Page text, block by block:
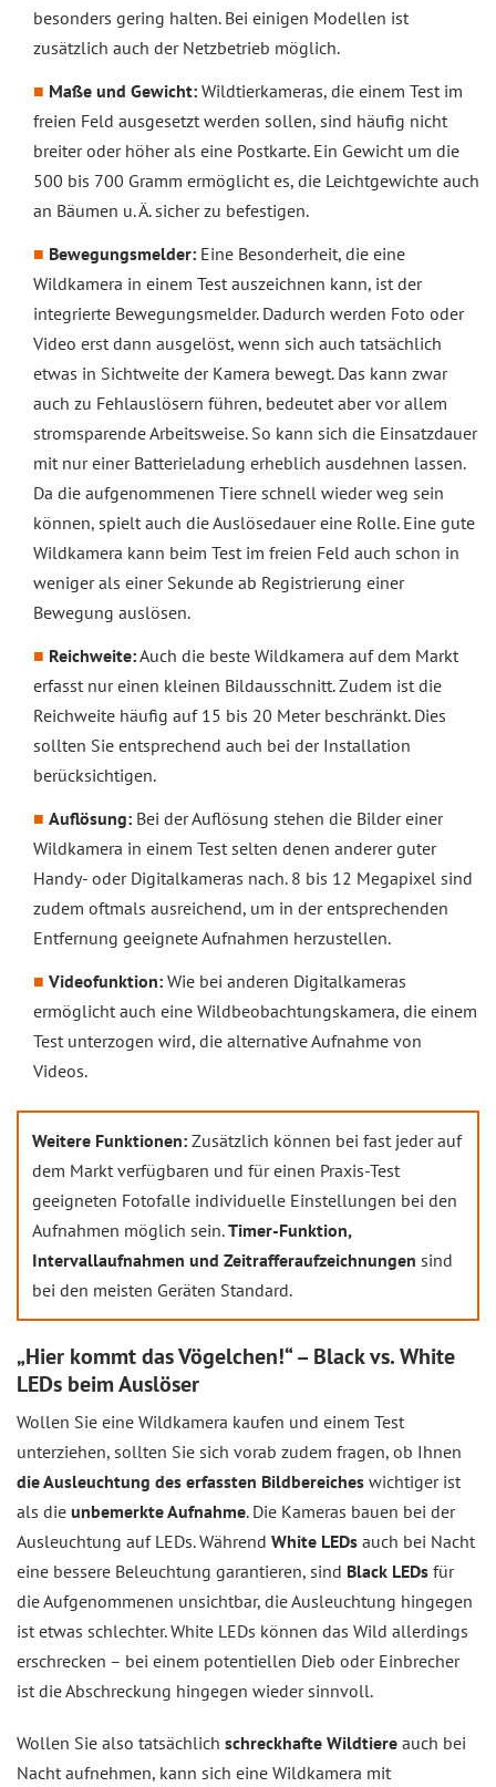
besonders gering halten. Bei einigen Modellen ist
zusätzlich auch der Netzbetrieb möglich.
Maße und Gewicht: Wildtierkameras, die einem Test im
freien Feld ausgesetzt werden sollen, sind häufig nicht
breiter oder höher als eine Postkarte. Ein Gewicht um die
500 bis 700 Gramm ermöglicht es, die Leichtgewichte auch
an Bäumen u. Ä. sicher zu befestigen.
Bewegungsmelder: Eine Besonderheit, die eine
Wildkamera in einem Test auszeichnen kann, ist der
integrierte Bewegungsmelder. Dadurch werden Foto oder
Video erst dann ausgelöst, wenn sich auch tatsächlich
etwas in Sichtweite der Kamera bewegt. Das kann zwar
auch zu Fehlauslösern führen, bedeutet aber vor allem
stromsparende Arbeitsweise. So kann sich die Einsatzdauer
mit nur einer Batterieladung erheblich ausdehnen lassen.
Da die aufgenommenen Tiere schnell wieder weg sein
können, spielt auch die Auslösedauer eine Rolle. Eine gute
Wildkamera kann beim Test im freien Feld auch schon in
weniger als einer Sekunde ab Registrierung einer
Bewegung auslösen.
Reichweite:Auch die beste Wildkamera auf dem Markt
erfasst nur einen kleinen Bildausschnitt. Zudem ist die
Reichweite häufig auf 15 bis 20 Meter beschränkt. Dies
sollten Sie entsprechend auch bei der Installation
berücksichtigen.
Auflösung: Bei der Auflösung stehen die Bilder einer
Wildkamera in einem Test selten denen anderer guter
Handy- oder Digitalkameras nach. 8 bis 12 Megapixel sind
zudem oftmals ausreichend, um in der entsprechenden
Entfernung geeignete Aufnahmen herzustellen.
Videofunktion: Wie bei anderen Digitalkameras
ermöglicht auch eine Wildbeobachtungskamera, die einem
Test unterzogen wird, die alternative Aufnahme von
Videos.
Weitere Funktionen: Zusätzlich können bei fast jeder auf
dem Markt verfügbaren und für einen Praxis-Test
geeigneten Fotofalle individuelle Einstellungen bei den
Aufnahmen möglich sein.Timer-Funktion,
Intervallaufnahmen und Zeitrafferaufzeichnungen sind
bei den meisten Geräten Standard.
„Hier kommt das Vögelchen!“ – Black vs. White
LEDs beim Auslöser
Wollen Sie eine Wildkamera kaufen und einem Test
unterziehen, sollten Sie sich vorab zudem fragen, ob Ihnen
die Ausleuchtung des erfassten Bildbereiches wichtiger ist
als die unbemerkte Aufnahme. Die Kameras bauen bei der
Ausleuchtung auf LEDs. Während White LEDs auch bei Nacht
eine bessere Beleuchtung garantieren, sind Black LEDs für
die Aufgenommenen unsichtbar, die Ausleuchtung hingegen
ist etwas schlechter. White LEDs können das Wild allerdings
erschrecken – bei einem potentiellen Dieb oder Einbrecher
ist die Abschreckung hingegen wieder sinnvoll.
Wollen Sie also tatsächlich schreckhafte Wildtiere auch bei
Nacht aufnehmen, kann sich eine Wildkamera mit